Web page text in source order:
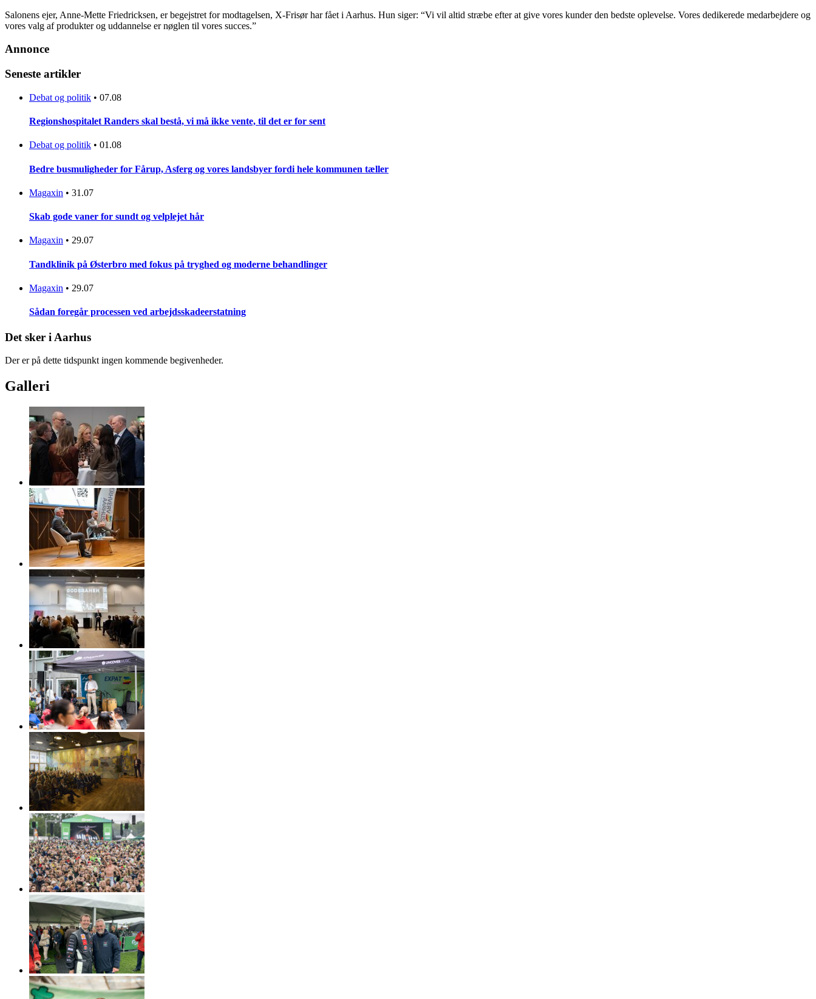
Salonens ejer, Anne-Mette Friedricksen, er begejstret for modtagelsen, X-Frisør har fået i Aarhus. Hun siger: “Vi vil altid stræbe efter at give vores kunder den bedste oplevelse. Vores dedikerede medarbejdere og
vores valg af produkter og uddannelse er nøglen til vores succes.”
Annonce
Seneste artikler
Debat og politik • 07.08
Regionshospitalet Randers skal bestå, vi må ikke vente, til det er for sent
Debat og politik • 01.08
Bedre busmuligheder for Fårup, Asferg og vores landsbyer fordi hele kommunen tæller
Magaxin • 31.07
Skab gode vaner for sundt og velplejet hår
Magaxin • 29.07
Tandklinik på Østerbro med fokus på tryghed og moderne behandlinger
Magaxin • 29.07
Sådan foregår processen ved arbejdsskadeerstatning
Det sker i Aarhus
Der er på dette tidspunkt ingen kommende begivenheder.
Galleri